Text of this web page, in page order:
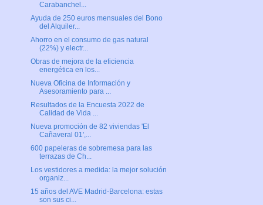
Carabanchel...
Ayuda de 250 euros mensuales del Bono
del Alquiler...
Ahorro en el consumo de gas natural
(22%) y electr...
Obras de mejora de la eficiencia
energética en los...
Nueva Oficina de Información y
Asesoramiento para ...
Resultados de la Encuesta 2022 de
Calidad de Vida ...
Nueva promoción de 82 viviendas 'El
Cañaveral 01',...
600 papeleras de sobremesa para las
terrazas de Ch...
Los vestidores a medida: la mejor solución
organiz...
15 años del AVE Madrid-Barcelona: estas
son sus ci...